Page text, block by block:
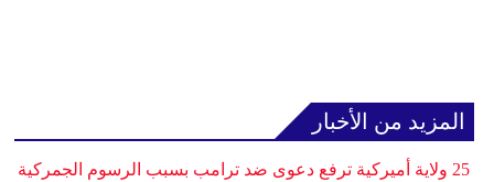
المزيد من الأخبار
25 ولاية أميركية ترفع دعوى ضد ترامب بسبب الرسوم الجمركية